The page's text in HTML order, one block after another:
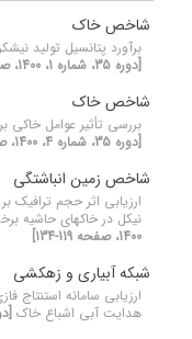
شاخص خاک
برآورد پتانسیل تولید
[دوره 35، شماره 1، 1400، صفحه 59-74]
شاخص خاک
بررسی تأثیر عوامل خاکی
[دوره 35، شماره 4، 1400، صفحه 339-351]
شاخص زمین انباشتگی
ارزیابی اثر حجم ترافیک
نیکل در خاک‏های حاشیه
1400، صفحه 119-134]
شبکه آبیاری و زهکشی
ارزیابی سامانه استنتاج
هدایت آبی اشباع خاک [دوره 35،